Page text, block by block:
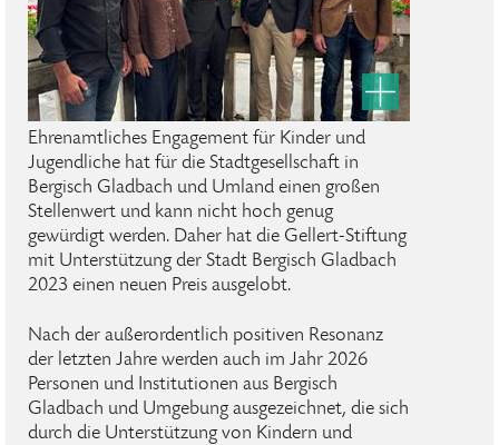
Ehrenamtliches Engagement für Kinder und
Jugendliche hat für die Stadtgesellschaft in
Bergisch Gladbach und Umland einen großen
Stellenwert und kann nicht hoch genug
gewürdigt werden. Daher hat die Gellert-Stiftung
mit Unterstützung der Stadt Bergisch Gladbach
2023 einen neuen Preis ausgelobt.
Nach der außerordentlich positiven Resonanz
der letzten Jahre werden auch im Jahr 2026
Personen und Institutionen aus Bergisch
Gladbach und Umgebung ausgezeichnet, die sich
durch die Unterstützung von Kindern und